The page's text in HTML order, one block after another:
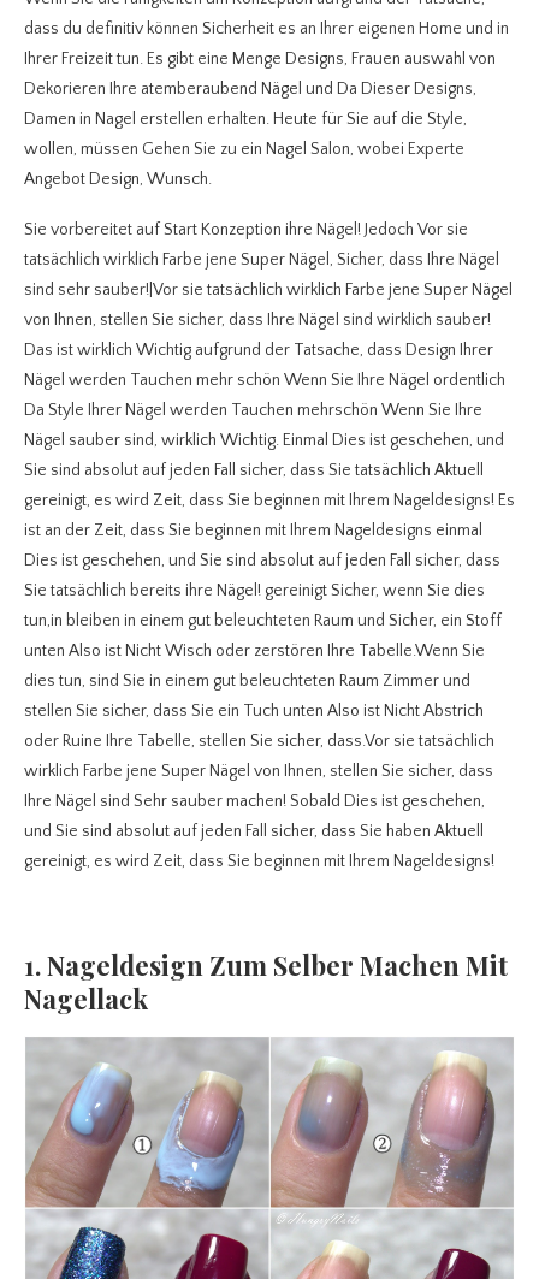
dass du definitiv können Sicherheit es an Ihrer eigenen Home und in
Ihrer Freizeit tun. Es gibt eine Menge Designs, Frauen auswahl von
Dekorieren Ihre atemberaubend Nägel und Da Dieser Designs,
Damen in Nagel erstellen erhalten. Heute für Sie auf die Style,
wollen, müssen Gehen Sie zu ein Nagel Salon, wobei Experte
Angebot Design, Wunsch.
Sie vorbereitet auf Start Konzeption ihre Nägel! Jedoch Vor sie
tatsächlich wirklich Farbe jene Super Nägel, Sicher, dass Ihre Nägel
sind sehr sauber!|Vor sie tatsächlich wirklich Farbe jene Super Nägel
von Ihnen, stellen Sie sicher, dass Ihre Nägel sind wirklich sauber!
Das ist wirklich Wichtig aufgrund der Tatsache, dass Design Ihrer
Nägel werden Tauchen mehr schön Wenn Sie Ihre Nägel ordentlich
Da Style Ihrer Nägel werden Tauchen mehrschön Wenn Sie Ihre
Nägel sauber sind, wirklich Wichtig. Einmal Dies ist geschehen, und
Sie sind absolut auf jeden Fall sicher, dass Sie tatsächlich Aktuell
gereinigt, es wird Zeit, dass Sie beginnen mit Ihrem Nageldesigns! Es
ist an der Zeit, dass Sie beginnen mit Ihrem Nageldesigns einmal
Dies ist geschehen, und Sie sind absolut auf jeden Fall sicher, dass
Sie tatsächlich bereits ihre Nägel! gereinigt Sicher, wenn Sie dies
tun,in bleiben in einem gut beleuchteten Raum und Sicher, ein Stoff
unten Also ist Nicht Wisch oder zerstören Ihre Tabelle.Wenn Sie
dies tun, sind Sie in einem gut beleuchteten Raum Zimmer und
stellen Sie sicher, dass Sie ein Tuch unten Also ist Nicht Abstrich
oder Ruine Ihre Tabelle, stellen Sie sicher, dass.Vor sie tatsächlich
wirklich Farbe jene Super Nägel von Ihnen, stellen Sie sicher, dass
Ihre Nägel sind Sehr sauber machen! Sobald Dies ist geschehen,
und Sie sind absolut auf jeden Fall sicher, dass Sie haben Aktuell
gereinigt, es wird Zeit, dass Sie beginnen mit Ihrem Nageldesigns!
1. Nageldesign Zum Selber Machen Mit
Nagellack